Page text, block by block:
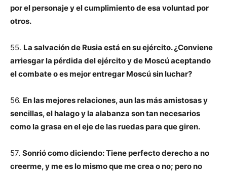
por el personaje y el cumplimiento de esa voluntad por
otros.
55. La salvación de Rusia está en su ejército. ¿Conviene
arriesgar la pérdida del ejército y de Moscú aceptando
el combate o es mejor entregar Moscú sin luchar?
56. En las mejores relaciones, aun las más amistosas y
sencillas, el halago y la alabanza son tan necesarios
como la grasa en el eje de las ruedas para que giren.
57. Sonrió como diciendo: Tiene perfecto derecho a no
creerme, y me es lo mismo que me crea o no; pero no